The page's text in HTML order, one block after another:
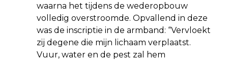
waarna het tijdens de wederopbouw
volledig overstroomde. Opvallend in deze
was de inscriptie in de armband: “Vervloekt
zij degene die mijn lichaam verplaatst.
Vuur, water en de pest zal hem